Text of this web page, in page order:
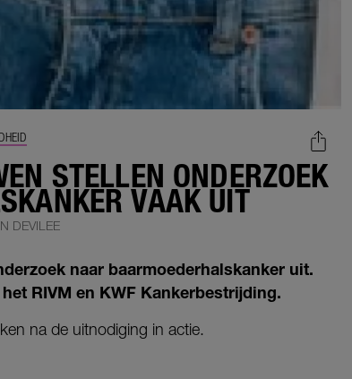
STELLEN ONDERZOEK
VAAK UIT
DEVILEE
naar baarmoederhalskanker uit.
RIVM en KWF Kankerbestrijding.
na de uitnodiging in actie.